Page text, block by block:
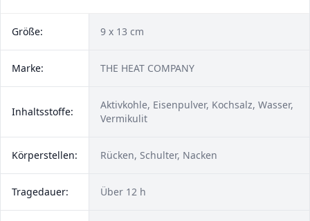
Größe: 9 x 13 cm
Marke: THE HEAT COMPANY
Inhaltsstoffe:
Aktivkohle, Eisenpulver, Kochsalz, Wasser,
Vermikulit
Körperstellen: Rücken, Schulter, Nacken
Tragedauer: Über 12 h